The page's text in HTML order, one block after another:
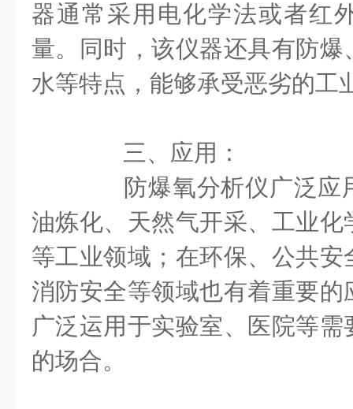
器通常采用电化学法或者红
量。同时，该仪器还具有防
水等特点，能够承受恶劣的工
三、应用：
防爆氧分析仪广泛应
油炼化、天然气开采、工业
等工业领域；在环保、公共
消防安全等领域也有着重要
广泛运用于实验室、医院等
的场合。